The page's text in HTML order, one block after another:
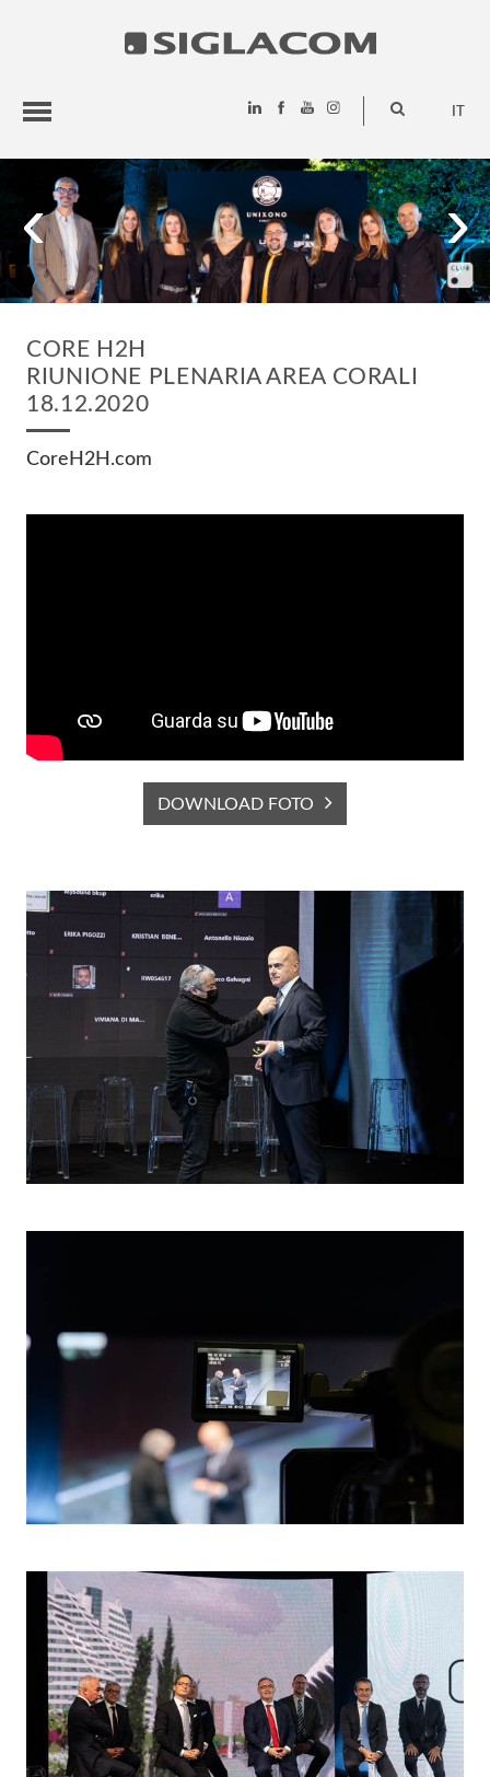
HIGHLIGHTS
PROGETTI
SIGLACOM
‹ ›
CORE H2H
RIUNIONE PLENARIA AREA CORALI
18.12.2020
CoreH2H.com
DOWNLOAD FOTO